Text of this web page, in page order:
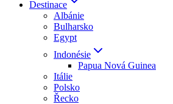
Destinace
Albánie
Bulharsko
Egypt
Indonésie
Papua Nová Guinea
Itálie
Polsko
Řecko